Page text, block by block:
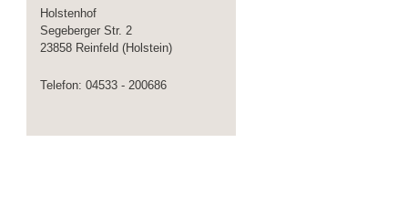
Holstenhof
Segeberger Str. 2
23858 Reinfeld (Holstein)
Telefon: 04533 - 200686